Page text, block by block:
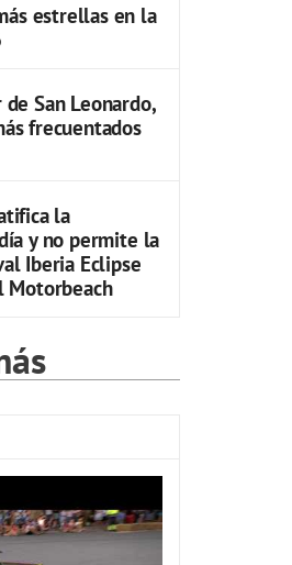
estrellas en la
San Leonardo,
frecuentados
la
y no permite la
Iberia Eclipse
Motorbeach